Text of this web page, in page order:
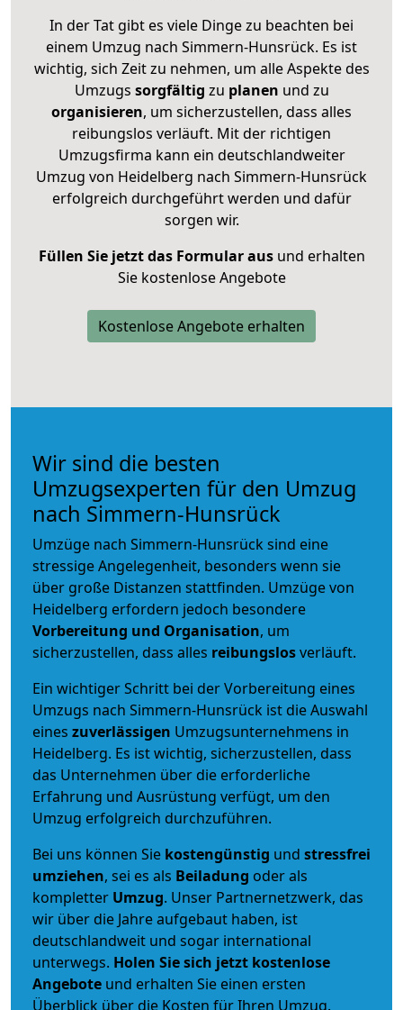
In der Tat gibt es viele Dinge zu beachten bei
einem Umzug nach Simmern-Hunsrück. Es ist
wichtig, sich Zeit zu nehmen, um alle Aspekte des
Umzugs sorgfältig zu planen und zu
organisieren, um sicherzustellen, dass alles
reibungslos verläuft. Mit der richtigen
Umzugsfirma kann ein deutschlandweiter
Umzug von Heidelberg nach Simmern-Hunsrück
erfolgreich durchgeführt werden und dafür
sorgen wir.
Füllen Sie jetzt das Formular ausund erhalten
Sie kostenlose Angebote
Kostenlose Angebote erhalten
Wir sind die besten
Umzugsexperten für den Umzug
nach Simmern-Hunsrück
Umzüge nach Simmern-Hunsrück sind eine
stressige Angelegenheit, besonders wenn sie
über große Distanzen stattfinden. Umzüge von
Heidelberg erfordern jedoch besondere
Vorbereitung und Organisation, um
sicherzustellen, dass alles reibungslosverläuft.
Ein wichtiger Schritt bei der Vorbereitung eines
Umzugs nach Simmern-Hunsrück ist die Auswahl
eines zuverlässigen Umzugsunternehmens in
Heidelberg. Es ist wichtig, sicherzustellen, dass
das Unternehmen über die erforderliche
Erfahrung und Ausrüstung verfügt, um den
Umzug erfolgreich durchzuführen.
Bei uns können Sie kostengünstig und stressfrei
umziehen, sei es als Beiladung oder als
kompletter Umzug. Unser Partnernetzwerk, das
wir über die Jahre aufgebaut haben, ist
deutschlandweit und sogar international
unterwegs. Holen Sie sich jetzt kostenlose
Angebote und erhalten Sie einen ersten
Überblick über die Kosten für Ihren Umzug.